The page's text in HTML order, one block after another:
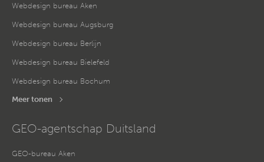
Webdesign bureau Aken
Webdesign bureau Augsburg
Webdesign bureau Berlijn
Webdesign bureau Bielefeld
Webdesign bureau Bochum
Meer tonen
GEO-agentschap Duitsland
GEO-bureau Aken